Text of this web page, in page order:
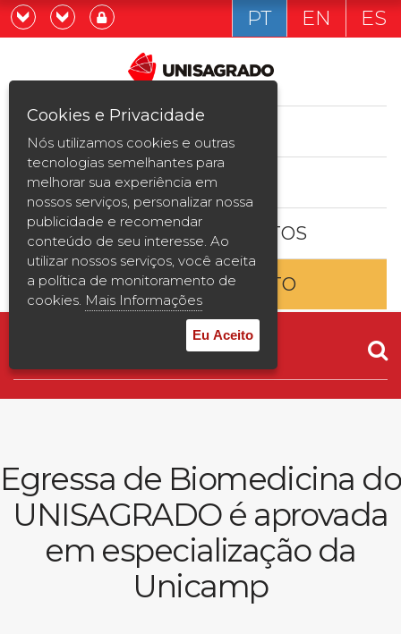
Graduação
Pós-graduação e MBA
Curta Duração
Vestibular
2ª Graduação
Transferência
Reingresso
Desconto de pontualidade
Biblioteca
Contatos
Calendário acadêmico
Já sou estudande
Quero ser estudante
PT EN ES
ESTUDE AQUI
BOLSAS E DESCONTOS
ENTRE EM CONTATO
Egressa de Biomedicina do
UNISAGRADO é aprovada
em especialização da
Unicamp
Cookies e Privacidade
Nós utilizamos cookies e outras
tecnologias semelhantes para
melhorar sua experiência em
nossos serviços, personalizar nossa
publicidade e recomendar
conteúdo de seu interesse. Ao
utilizar nossos serviços, você aceita
a política de monitoramento de
cookies. Mais Informações
Eu Aceito